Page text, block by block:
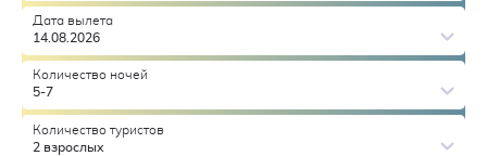
Дата вылета
14.08.2026
Количество ночей
5-7
Количество туристов
2 взрослых